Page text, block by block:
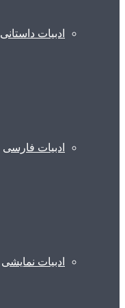
ادبیات داستانی
ادبیات فارسی
ادبیات نمایشی